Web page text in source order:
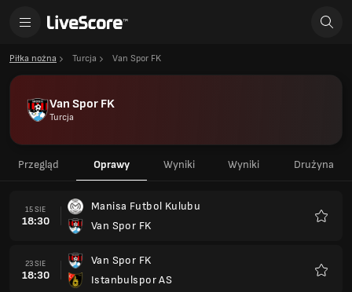
Piłka nożna Turcja Van Spor FK
Van Spor FK
Turcja
Przegląd Oprawy Wyniki Wyniki Drużyna
15 SIE
18:30
Manisa Futbol Kulubu
Van Spor FK
23 SIE
18:30
Van Spor FK
Istanbulspor AS